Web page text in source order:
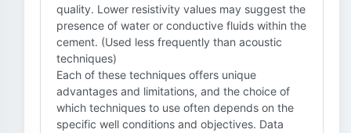
quality. Lower resistivity values may suggest the
presence of water or conductive fluids within the
cement. (Used less frequently than acoustic
techniques)
Each of these techniques offers unique
advantages and limitations, and the choice of
which techniques to use often depends on the
specific well conditions and objectives. Data